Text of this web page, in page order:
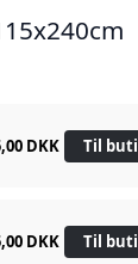
DKK Til
DKK Til